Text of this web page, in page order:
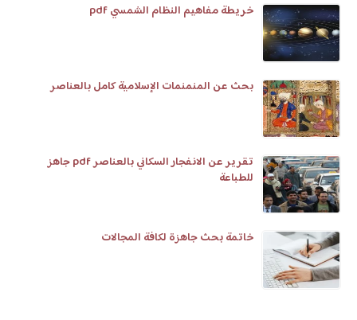
خريطة مفاهيم النظام الشمسي pdf
بحث عن المنمنمات الإسلامية كامل بالعناصر
تقرير عن الانفجار السكاني بالعناصر pdf جاهز
للطباعة
خاتمة بحث جاهزة لكافة المجالات